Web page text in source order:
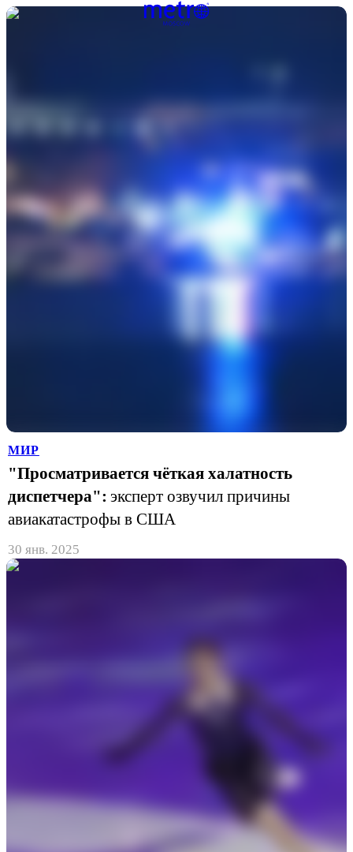
МИР
"Просматривается чёткая халатность
диспетчера": эксперт озвучил причины
авиакатастрофы в США
30 янв. 2025